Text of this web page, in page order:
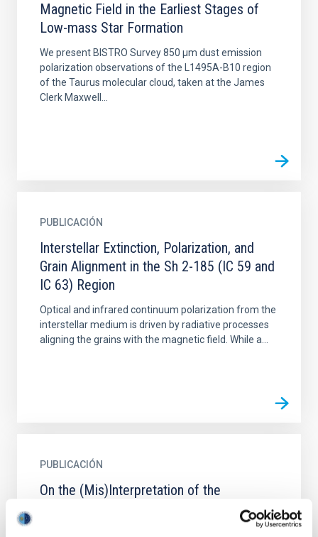
Magnetic Field in the Earliest Stages of
Low-mass Star Formation
We present BISTRO Survey 850 μm dust emission
polarization observations of the L1495A-B10 region
of the Taurus molecular cloud, taken at the James
Clerk Maxwell...
PUBLICACIÓN
Interstellar Extinction, Polarization, and
Grain Alignment in the Sh 2-185 (IC 59 and
IC 63) Region
Optical and infrared continuum polarization from the
interstellar medium is driven by radiative processes
aligning the grains with the magnetic field. While a...
PUBLICACIÓN
On the (Mis)Interpretation of the
Scattering Polarization Signatures in the
Ca II 8542 Å Line through Spectral Line